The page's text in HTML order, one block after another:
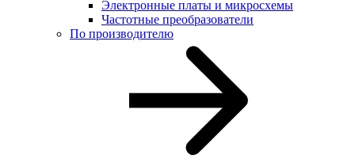
Электронные платы и микросхемы
Частотные преобразователи
По производителю